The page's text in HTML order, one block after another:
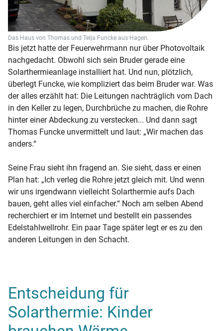
Das Haus von Thomas und Telja Funcke aus Hagen.
Bis jetzt hatte der Feuerwehrmann nur über Photovoltaik
nachgedacht. Obwohl sich sein Bruder gerade eine
Solarthermieanlage installiert hat. Und nun, plötzlich,
überlegt Funcke, wie kompliziert das beim Bruder war. Was
der alles erzählt hat: Die Leitungen nachträglich vom Dach
in den Keller zu legen, Durchbrüche zu machen, die Rohre
hinter einer Abdeckung zu verstecken... Und dann sagt
Thomas Funcke unvermittelt und laut: „Wir machen das
anders.“
Seine Frau sieht ihn fragend an. Sie sieht, dass er einen
Plan hat: „Ich verleg die Rohre jetzt gleich mit. Und wenn
wir uns irgendwann vielleicht Solarthermie aufs Dach
bauen, geht alles viel einfacher.“ Noch am selben Abend
recherchiert er im Internet und bestellt ein passendes
Edelstahlwellrohr. Ein paar Tage später legt er es zu den
anderen Leitungen in den Schacht.
Entscheidung für
Solarthermie: Kinder